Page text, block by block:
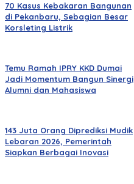
70 Kasus Kebakaran Bangunan
di Pekanbaru, Sebagian Besar
Korsleting Listrik
Temu Ramah IPRY KKD Dumai
Jadi Momentum Bangun Sinergi
Alumni dan Mahasiswa
143 Juta Orang Diprediksi Mudik
Lebaran 2026, Pemerintah
Siapkan Berbagai Inovasi